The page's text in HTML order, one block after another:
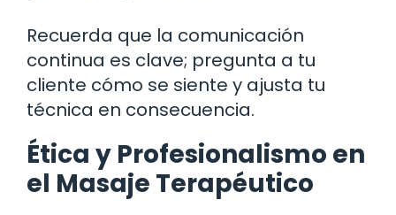
Recuerda que la comunicación
continua es clave; pregunta a tu
cliente cómo se siente y ajusta tu
técnica en consecuencia.
Ética y Profesionalismo en
el Masaje Terapéutico